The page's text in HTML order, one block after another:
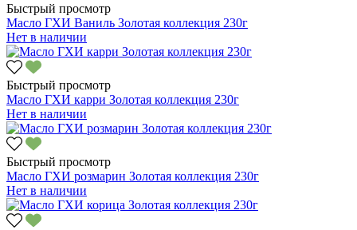
Быстрый просмотр
Масло ГХИ Ваниль Золотая коллекция 230г
Нет в наличии
Быстрый просмотр
Масло ГХИ карри Золотая коллекция 230г
Нет в наличии
Быстрый просмотр
Масло ГХИ розмарин Золотая коллекция 230г
Нет в наличии